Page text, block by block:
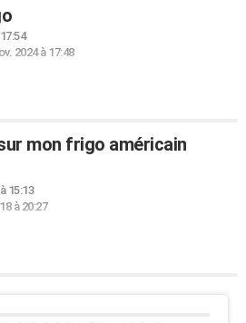
2024 à 17:48
mon frigo américain
15:13
à 20:27